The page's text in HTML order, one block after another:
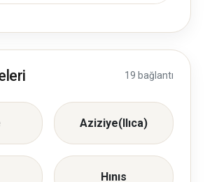
19 bağlantı
Aziziye(Ilıca)
Hınıs